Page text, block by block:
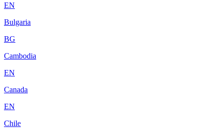
EN
Bulgaria
BG
Cambodia
EN
Canada
EN
Chile